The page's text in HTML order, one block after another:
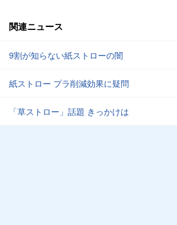
関連ニュース
9割が知らない紙ストローの闇
紙ストロー プラ削減効果に疑問
「草ストロー」話題 きっかけは